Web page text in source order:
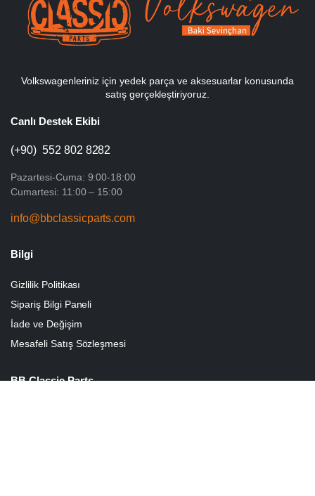
Volkswagenleriniz için yedek parça ve aksesuarlar konusunda
satış gerçekleştiriyoruz.
Canlı Destek Ekibi
(+90) 552 802 8282
Pazartesi-Cuma: 9:00-18:00
Cumartesi: 11:00 – 15:00
info@bbclassicparts.com
Bilgi
Gizlilik Politikası
Sipariş Bilgi Paneli
İade ve Değişim
Mesafeli Satış Sözleşmesi
BB Classic Parts